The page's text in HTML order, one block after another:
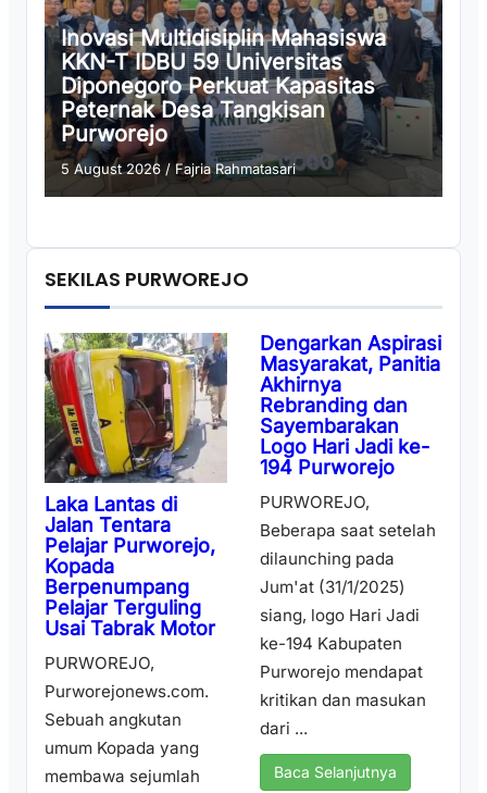
Inovasi Multidisiplin Mahasiswa
KKN-T IDBU 59 Universitas
Diponegoro Perkuat Kapasitas
Peternak Desa Tangkisan
Purworejo
5 August 2026 /Fajria Rahmatasari
SEKILAS PURWOREJO
Laka Lantas di
Jalan Tentara
Pelajar Purworejo,
Kopada
Berpenumpang
Pelajar Terguling
Usai Tabrak Motor
PURWOREJO,
Purworejonews.com.
Sebuah angkutan
umum Kopada yang
membawa sejumlah
Dengarkan Aspirasi
Masyarakat, Panitia
Akhirnya
Rebranding dan
Sayembarakan
Logo Hari Jadi ke-
194 Purworejo
PURWOREJO,
Beberapa saat setelah
dilaunching pada
Jum'at (31/1/2025)
siang, logo Hari Jadi
ke-194 Kabupaten
Purworejo mendapat
kritikan dan masukan
dari ...
Baca Selanjutnya